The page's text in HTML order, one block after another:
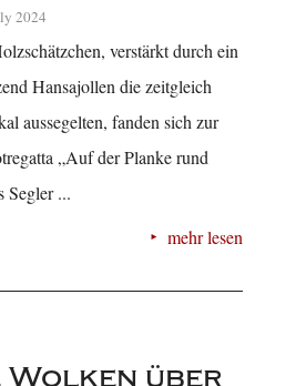
2024
verstärkt durch ein
Hansajollen die zeitgleich
aussegelten, fanden sich zur
„Auf der Planke rund
Segler ...
mehr lesen
Wolken über